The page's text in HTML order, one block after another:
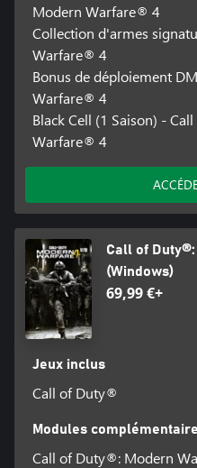
Modern Warfare® 4
Collection d'armes
Warfare® 4
Bonus de déploiement
Warfare® 4
Black Cell (1 Saison) -
Warfare® 4
Call of
(Windows)
69,99 €+
Jeux inclus
Call of Duty®
Modules
Call of Duty®: Modern